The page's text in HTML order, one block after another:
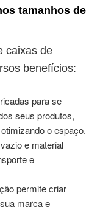
tamanhos de
caixas de
benefícios:
para se
seus produtos,
o espaço.
e material
e
permite criar
marca e